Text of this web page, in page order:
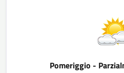
Pomeriggio -